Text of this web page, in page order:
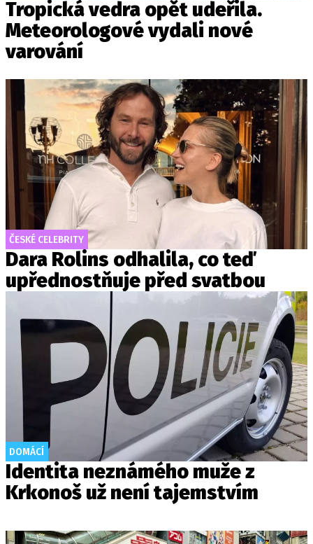
Tropická vedra opět udeřila.
Meteorologové vydali nové
varování
ČESKÉ CELEBRITY
Dara Rolins odhalila, co teď
upřednostňuje před svatbou
DOMÁCÍ
Identita neznámého muže z
Krkonoš už není tajemstvím